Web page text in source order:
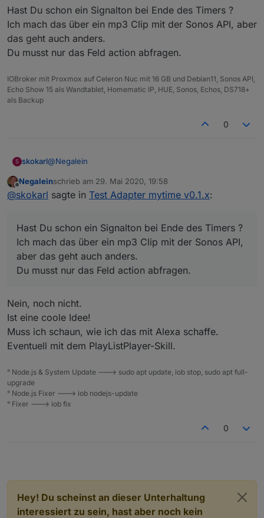
mehreren?
obs einfacher geht weiß ich nicht.
Ich hab zB für 3 Timer 3 Blocklys und je 3x die DP.
Das Ziffernwidget dann auch 3x.
Hast Du schon ein Signalton bei Ende des Timers ?
Ich mach das über ein mp3 Clip mit der Sonos API, aber
das geht auch anders.
Du musst nur das Feld action abfragen.
IOBroker mit Proxmox auf Celeron Nuc mit 16 GB und Debian11, Sonos API,
Echo Show 15 als Wandtablet, Homematic IP, HUE, Sonos, Echos, DS718+
als Backup
0
S skokarl@Negalein
Hast Du schon ein Signalton bei Ende des Timers ?
Ich mach das über ein mp3 Clip mit der Sonos API, aber
Offline
Negaleinschrieb am 29. Mai 2020, 19:58
zuletzt editiert von
@skokarl sagte in Test Adapter mytime v0.1.x:
Hast Du schon ein Signalton bei Ende des Timers ?
Ich mach das über ein mp3 Clip mit der Sonos API,
aber das geht auch anders.
Du musst nur das Feld action abfragen.
Nein, noch nicht.
Ist eine coole Idee!
Muss ich schaun, wie ich das mit Alexa schaffe.
Eventuell mit dem PlayListPlayer-Skill.
° Node.js & System Update ---> sudo apt update, iob stop, sudo apt full-
upgrade
° Node.js Fixer ---> iob nodejs-update
° Fixer ---> iob fix
0
Hey! Du scheinst an dieser Unterhaltung
interessiert zu sein, hast aber noch kein